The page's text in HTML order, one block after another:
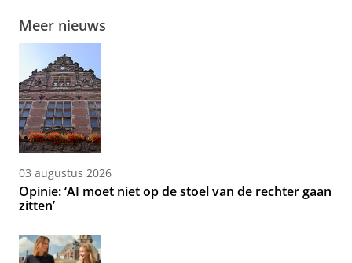
Meer nieuws
03 augustus 2026
Opinie: ‘AI moet niet op de stoel van de rechter gaan
zitten’